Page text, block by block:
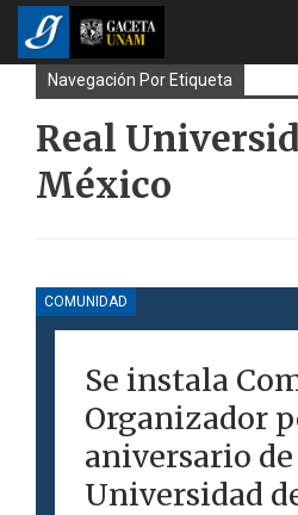
Navegación Por Etiqueta
Real
México
COMUNIDAD
Se instala
Organizador
aniversario
Universidad